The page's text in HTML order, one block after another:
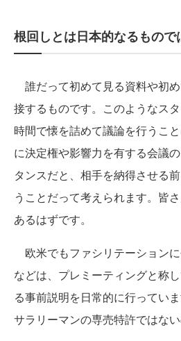
根回しとは日本的なるもので
誰だって初めて見る資料や初
接するものです。このようなス
時間で懐を詰めて議論を行うこ
に決定権や影響力を有する会議
タンスだと、相手を納得させる
うことだって考えられます。皆
あるはずです。
欧米でもファシリテーション
などは、プレミーティングと称
る事前説明を日常的に行ってい
サラリーマンの専売特許ではない